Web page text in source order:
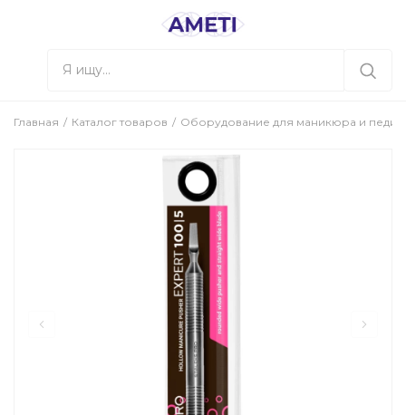
Главная Каталог товаров Оборудование для маникюра и